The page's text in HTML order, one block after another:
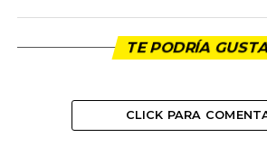
TE PODRÍA
CLICK PARA